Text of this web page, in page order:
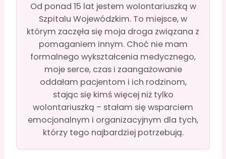
Od ponad 15 lat jestem wolontariuszką w
Szpitalu Wojewódzkim. To miejsce, w
którym zaczęła się moja droga związana z
pomaganiem innym. Choć nie mam
formalnego wykształcenia medycznego,
moje serce, czas i zaangażowanie
oddałam pacjentom i ich rodzinom,
stając się kimś więcej niż tylko
wolontariuszką – stałam się wsparciem
emocjonalnym i organizacyjnym dla tych,
którzy tego najbardziej potrzebują.